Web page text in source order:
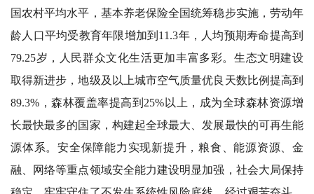
国农村平均水平，基本养老保险全国统筹稳步实施，劳动年
龄人口平均受教育年限增加到11.3年，人均预期寿命提高到
79.25岁，人民群众文化生活更加丰富多彩。生态文明建设
取得新进步，地级及以上城市空气质量优良天数比例提高到
89.3%，森林覆盖率提高到25%以上，成为全球森林资源增
长最快最多的国家，构建起全球最大、发展最快的可再生能
源体系。安全保障能力实现新提升，粮食、能源资源、金
融、网络等重点领域安全能力建设明显加强，社会大局保持